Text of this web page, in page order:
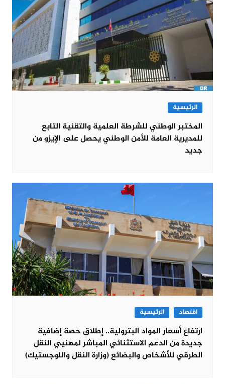
الرئيسية
المختبر الوطني للشرطة العلمية والتقنية التابع
للمديرية العامة للأمن الوطني يحصل على الإيزو من
جديد
اقتصاد الرئيسية
ارتفاع أسعار المواد البترولية.. إطلاق حصة إضافية
جديدة من الدعم الاستثنائي المباشر لمهنيي النقل
الطرقي للأشخاص والبضائع (وزارة النقل واللوجستيك)